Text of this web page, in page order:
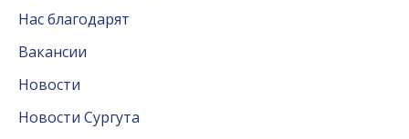
Нас благодарят
Вакансии
Новости
Новости Сургута